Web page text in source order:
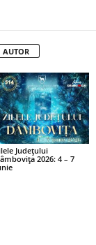
AUTOR
Județului
2026: 4 – 7